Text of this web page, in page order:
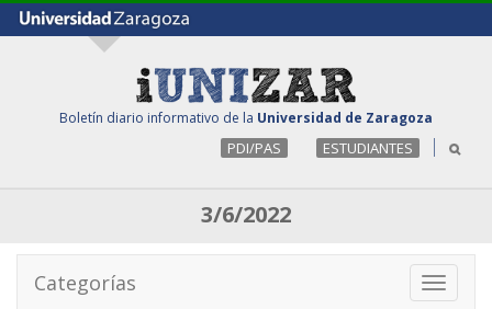
Boletín diario informativo de la Universidad de Zaragoza
PDI/PAS ESTUDIANTES
3/6/2022
Toggle
Categorías